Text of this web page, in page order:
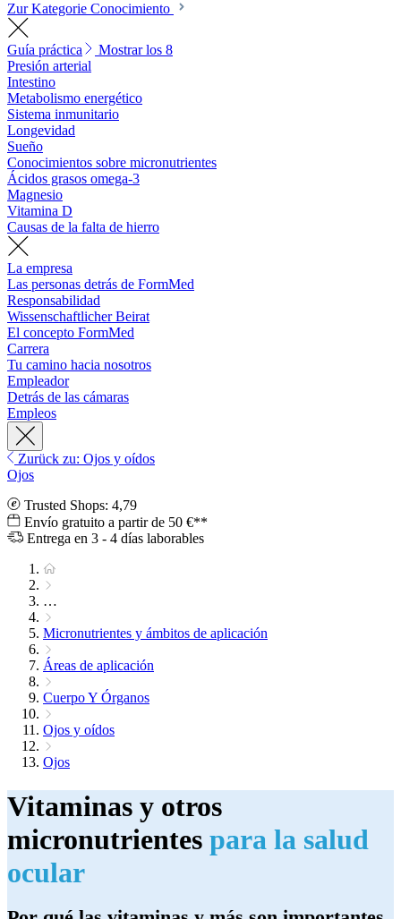
Zur Kategorie Conocimiento
Guía práctica
Mostrar los 8
Presión arterial
Intestino
Metabolismo energético
Sistema inmunitario
Longevidad
Sueño
Conocimientos sobre micronutrientes
Ácidos grasos omega-3
Magnesio
Vitamina D
Causas de la falta de hierro
La empresa
Las personas detrás de FormMed
Responsabilidad
Wissenschaftlicher Beirat
El concepto FormMed
Carrera
Tu camino hacia nosotros
Empleador
Detrás de las cámaras
Empleos
Zurück zu: Ojos y oídos
Ojos
Trusted Shops: 4,79
Envío gratuito a partir de 50 €**
Entrega en 3 - 4 días laborables
…
Micronutrientes y ámbitos de aplicación
Áreas de aplicación
Cuerpo Y Órganos
Ojos y oídos
Ojos
Vitaminas y otros
micronutrientes para la salud
ocular